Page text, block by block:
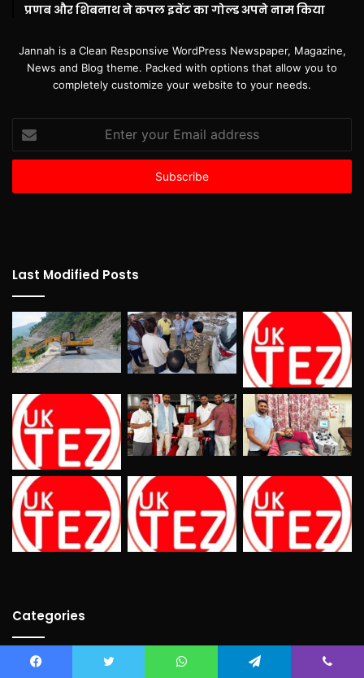
प्रणब और शिबनाथ ने कपल इवेंट का गोल्ड अपने नाम किया
Jannah is a Clean Responsive WordPress Newspaper, Magazine,
News and Blog theme. Packed with options that allow you to
completely customize your website to your needs.
Enter
your
Email
Last Modified Posts
Categories
Bollywood